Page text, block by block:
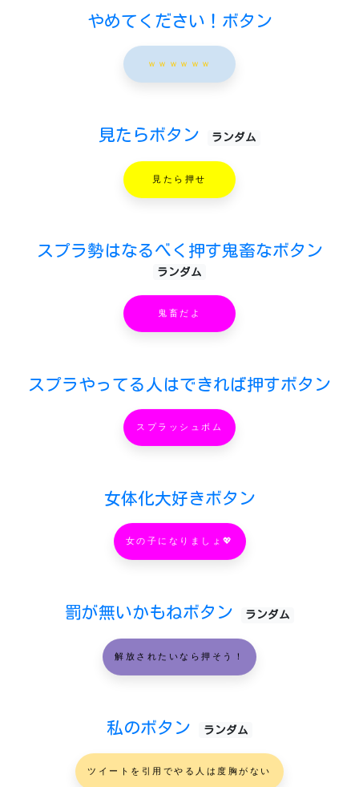
やめてください！ボタン
ｗｗｗｗｗｗ
見たらボタン ランダム
見たら押せ
スプラ勢はなるべく押す鬼畜なボタン
ランダム
鬼畜だよ
スプラやってる人はできれば押すボタン
スプラッシュボム
女体化大好きボタン
女の子になりましょ💖
罰が無いかもねボタン ランダム
解放されたいなら押そう！
私のボタン ランダム
ツイートを引用でやる人は度胸がない